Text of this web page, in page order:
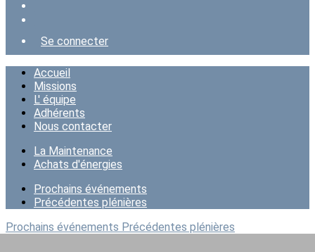
Se connecter
Accueil
Missions
L' équipe
Adhérents
Nous contacter
La Maintenance
Achats d'énergies
Prochains événements
Précédentes plénières
Prochains événements Précédentes plénières